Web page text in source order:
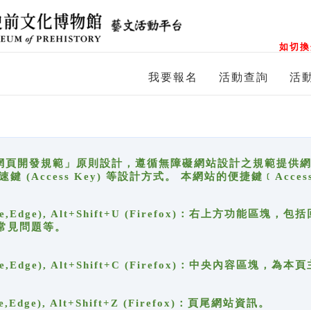
如切
我要報名 活動查詢 活
頁開發規範」原則設計，遵循無障礙網站設計之規範提
(Access Key) 等設計方式。 本網站的便捷鍵
Alt+Shift+U (Firefox)：右上方功能區塊，包括
見問題等。
Alt+Shift+C (Firefox)：中央內容區塊，為本頁
Alt+Shift+Z (Firefox)：頁尾網站資訊。